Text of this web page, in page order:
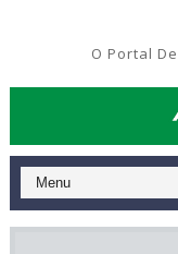
O Portal